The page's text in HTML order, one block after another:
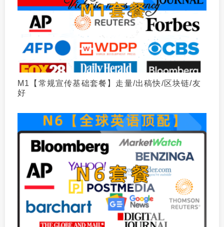
M1【常规宣传基础套餐】走量/出稿快/区块链/友
好